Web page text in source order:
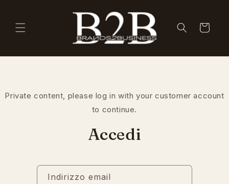
Carrello
Private content, please log in with your customer account
to continue.
Accedi
Indirizzo email